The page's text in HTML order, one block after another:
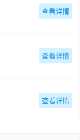
查看详情
查看详情
查看详情